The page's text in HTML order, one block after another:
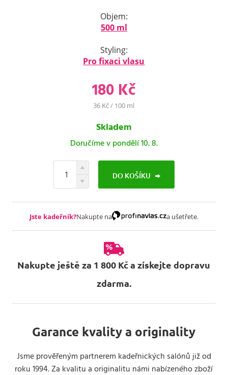
Objem:
500 ml
Styling:
Pro fixaci vlasu
180 Kč
36 Kč / 100 ml
Skladem
Doručíme v pondělí 10. 8.
DO KOŠÍKU
Jste kadeřník?Nakupte na a ušetřete.
Nakupte ještě za 1 800 Kč a získejte dopravu
zdarma.
Garance kvality a originality
Jsme prověřeným partnerem kadeřnických salónů již od
roku 1994. Za kvalitu a originalitu námi nabízeného zboží